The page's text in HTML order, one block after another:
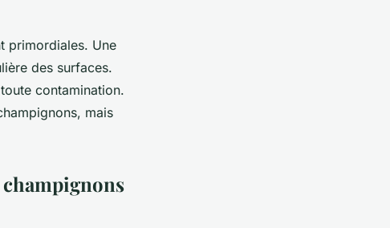
primordiales. Une
des surfaces.
contamination.
mais